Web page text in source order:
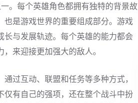
。每个英雄角色都拥有独特的背景故
是游戏世界的重要组成部分。游戏
与发展轨迹。每个英雄的能力都会
来迎接更加强大的敌人。
过互动、联盟和任务等多种方式，
有自己的强项，还在整个战斗中扮